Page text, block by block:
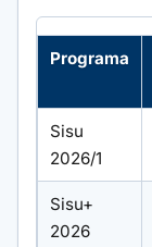
Programa
Sisu
2026/1
Sisu+
2026